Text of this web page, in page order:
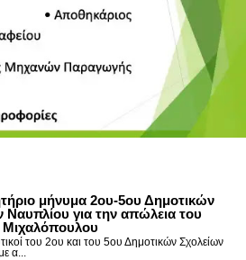
μήνυμα 2ου-5ου Δημοτικών
Ναυπλίου για την απώλεια του
του 2ου και του 5ου Δημοτικών Σχολείων
α...